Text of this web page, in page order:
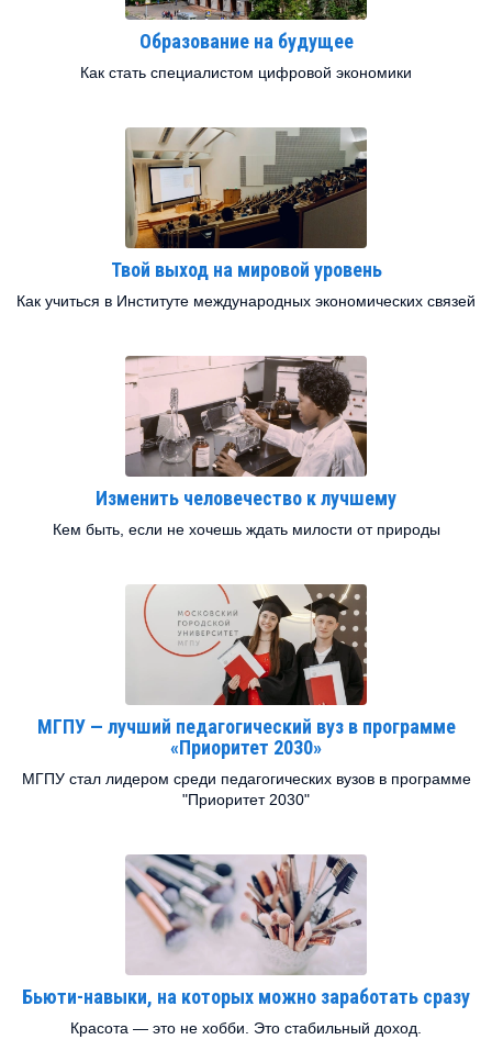
Образование на будущее
Как стать специалистом цифровой экономики
Твой выход на мировой уровень
Как учиться в Институте международных экономических связей
Изменить человечество к лучшему
Кем быть, если не хочешь ждать милости от природы
МГПУ — лучший педагогический вуз в программе
«Приоритет 2030»
МГПУ стал лидером среди педагогических вузов в программе
"Приоритет 2030"
Бьюти-навыки, на которых можно заработать сразу
Красота — это не хобби. Это стабильный доход.